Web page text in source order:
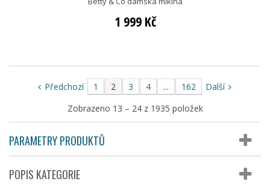
1 999 Kč
Předchozí 1 2 3 4 ... 162
Další
Zobrazeno 13 – 24 z 1935 položek
PARAMETRY PRODUKTŮ
POPIS KATEGORIE